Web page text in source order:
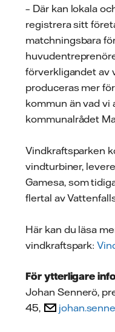
– Där kan lokala
registrera sitt
matchningsbara
förverkligandet av
produceras mer
kommun än vad vi
kommunalrådet
Vindkraftsparken
vindturbiner,
Gamesa, som
flertal av
Här kan du läsa
vindkraftspark:
För ytterligare
Johan Sennerö,
45,